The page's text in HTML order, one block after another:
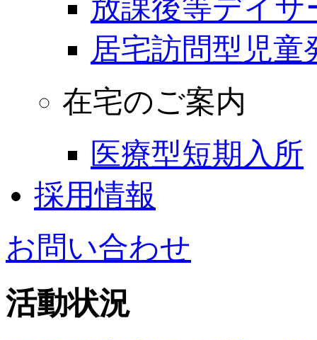
放課後等デイサ
居宅訪問型児童
在宅のご案内
医療型短期入所
採用情報
お問い合わせ
活動状況